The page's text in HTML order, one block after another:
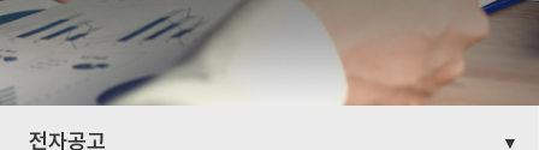
전자공고